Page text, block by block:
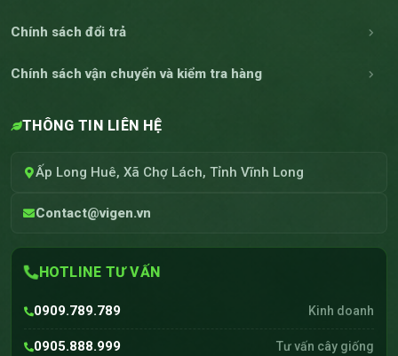
Chính sách đổi trả
Chính sách vận chuyển và kiểm tra hàng
THÔNG TIN LIÊN HỆ
Ấp Long Huê, Xã Chợ Lách, Tỉnh Vĩnh Long
Contact@vigen.vn
HOTLINE TƯ VẤN
0909.789.789 Kinh doanh
0905.888.999 Tư vấn cây giống